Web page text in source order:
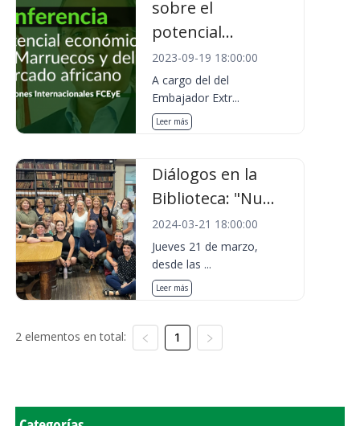
sobre el
potencial...
2023-09-19 18:00:00
A cargo del del
Embajador Extr...
Leer más
Diálogos en la
Biblioteca: "Nu...
2024-03-21 18:00:00
Jueves 21 de marzo,
desde las ...
Leer más
2 elementos en total: 1